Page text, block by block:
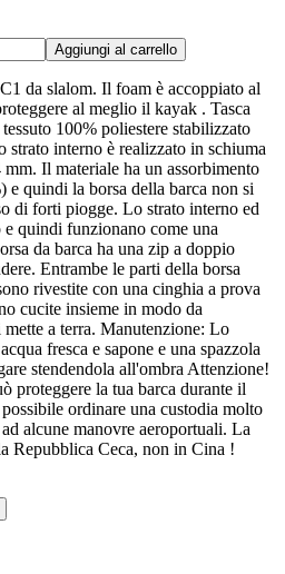
Aggiungi al carrello
da slalom. Il foam è accoppiato al
al meglio il kayak . Tasca
100% poliestere stabilizzato
interno è realizzato in schiuma
Il materiale ha un assorbimento
e quindi la borsa della barca non si
di forti piogge. Lo strato interno ed
quindi funzionano come una
da barca ha una zip a doppio
Entrambe le parti della borsa
rivestite con una cinghia a prova
cucite insieme in modo da
a terra. Manutenzione: Lo
fresca e sapone e una spazzola
stendendola all'ombra Attenzione!
proteggere la tua barca durante il
ordinare una custodia molto
alcune manovre aeroportuali. La
Repubblica Ceca, non in Cina !